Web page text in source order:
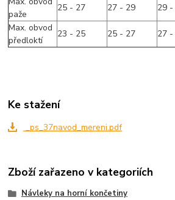
paže
25 - 27 27 - 29 29 -
Max. obvod
předloktí
23 - 25 25 - 27 27
Ke stažení
_ps_37navod_mereni.pdf
Zboží zařazeno v kategoriích
Návleky na horní končetiny